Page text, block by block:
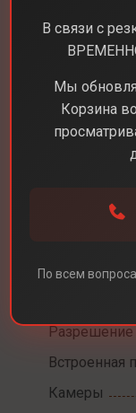
Разрешение
Встроенная
Камеры
В связи с
Мы
Корзина
По всем